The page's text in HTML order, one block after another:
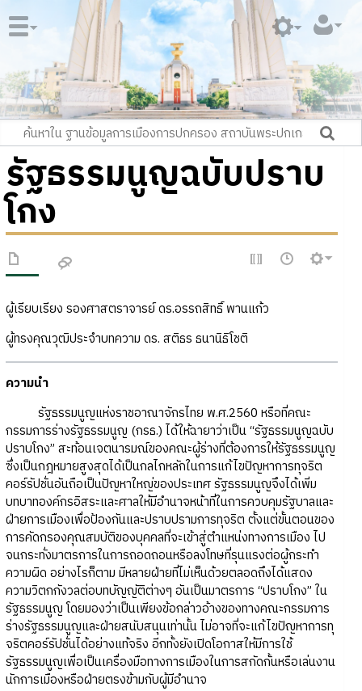
รัฐธรรมนูญฉบับปราบ
โกง
ผู้เรียบเรียง รองศาสตราจารย์ ดร.อรรถสิทธิ์ พานแก้ว
ผู้ทรงคุณวุฒิประจำบทความ ดร. สติธร ธนานิธิโชติ
ความนำ
รัฐธรรมนูญแห่งราชอาณาจักรไทย พ.ศ.2560 หรือที่คณะ
กรรมการร่างรัฐธรรมนูญ (กรธ.) ได้ให้ฉายาว่าเป็น “รัฐธรรมนูญฉบับ
ปราบโกง” สะท้อนเจตนารมณ์ของคณะผู้ร่างที่ต้องการให้รัฐธรรมนูญ
ซึ่งเป็นกฎหมายสูงสุดได้เป็นกลไกหลักในการแก้ไขปัญหาการทุจริต
คอร์รัปชั่นอันถือเป็นปัญหาใหญ่ของประเทศ รัฐธรรมนูญจึงได้เพิ่ม
บทบาทองค์กรอิสระและศาลให้มีอำนาจหน้าที่ในการควบคุมรัฐบาลและ
ฝ่ายการเมืองเพื่อป้องกันและปราบปรามการทุจริต ตั้งแต่ขั้นตอนของ
การคัดกรองคุณสมบัติของบุคคลที่จะเข้าสู่ตำแหน่งทางการเมือง ไป
จนกระทั่งมาตรการในการถอดถอนหรือลงโทษที่รุนแรงต่อผู้กระทำ
ความผิด อย่างไรก็ตาม มีหลายฝ่ายที่ไม่เห็นด้วยตลอดถึงได้แสดง
ความวิตกกังวลต่อบทบัญญัติต่างๆ อันเป็นมาตรการ “ปราบโกง” ใน
รัฐธรรมนูญ โดยมองว่าเป็นเพียงข้อกล่าวอ้างของทางคณะกรรมการ
ร่างรัฐธรรมนูญและฝ่ายสนับสนุนเท่านั้น ไม่อาจที่จะแก้ไขปัญหาการทุ
จริตคอร์รัปชั่นได้อย่างแท้จริง อีกทั้งยังเปิดโอกาสให้มีการใช้
รัฐธรรมนูญเพื่อเป็นเครื่องมือทางการเมืองในการสกัดกั้นหรือเล่นงาน
นักการเมืองหรือฝ่ายตรงข้ามกับผู้มีอำนาจ